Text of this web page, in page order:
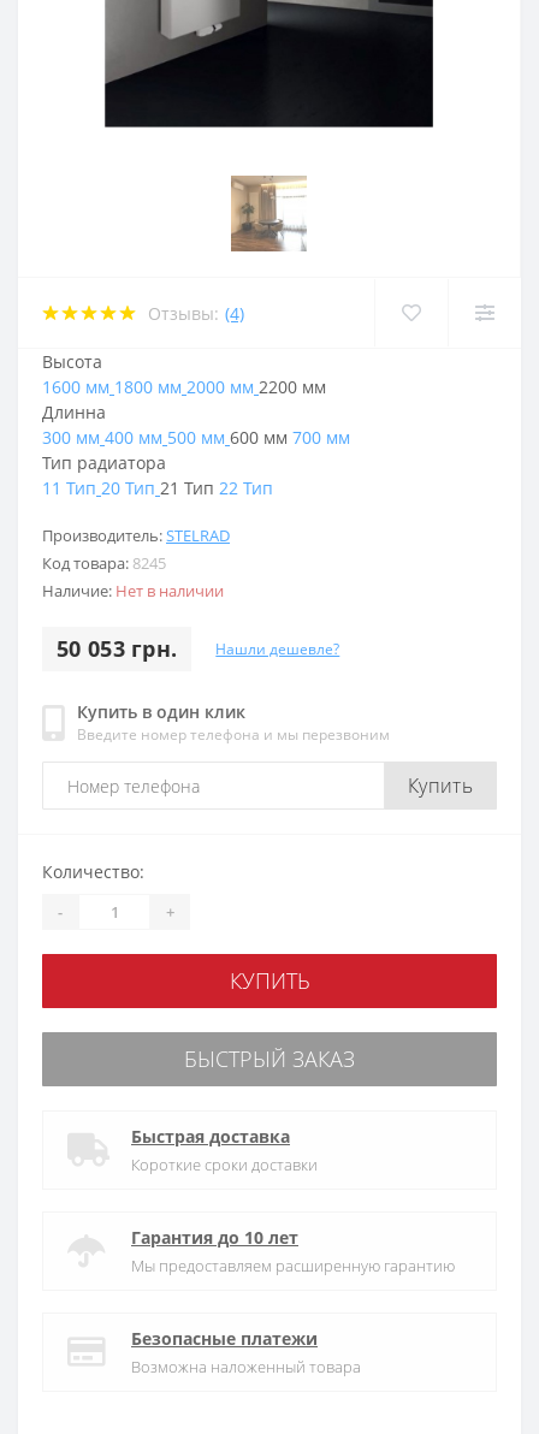
Отзывы: (4)
Производитель:STELRAD
Код товара: 8245
Наличие: Нет в наличии
50 053 грн. Нашли дешевле?
Купить в один клик
Введите номер телефона и мы перезвоним
Купить
Высота
1600 мм 1800 мм 2000 мм 2200 мм
Длинна
300 мм 400 мм 500 мм 600 мм 700 мм
Тип радиатора
11 Тип 20 Тип 21 Тип 22 Тип
Количество:
- +
КУПИТЬ
БЫСТРЫЙ ЗАКАЗ
Быстрая доставка
Короткие сроки доставки
Гарантия до 10 лет
Мы предоставляем расширенную гарантию
Безопасные платежи
Возможна наложенный товара